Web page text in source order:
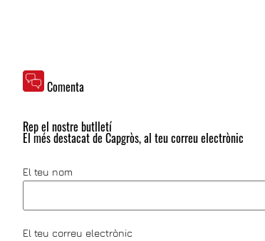
Comenta
Rep el nostre butlletí
El més destacat de Capgròs, al teu correu electrònic
El teu nom
El teu correu electrònic